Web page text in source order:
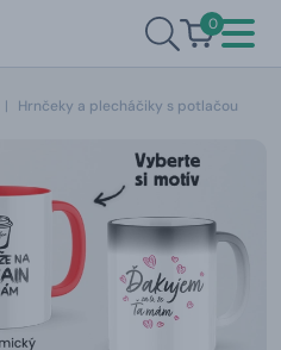
0
| Hrnčeky a plecháčiky s potlačou